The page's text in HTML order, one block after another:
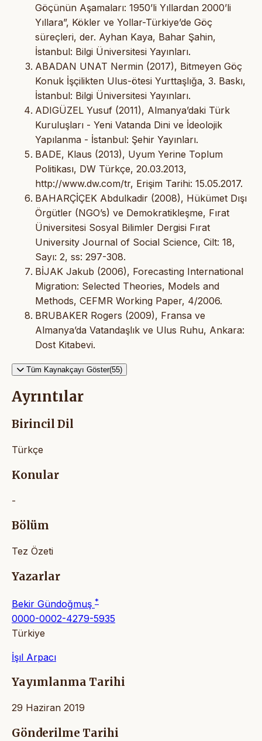
Göçünün Aşamaları: 1950’li Yıllardan 2000’li
Yıllara”, Kökler ve Yollar-Türkiye’de Göç
süreçleri, der. Ayhan Kaya, Bahar Şahin,
İstanbul: Bilgi Üniversitesi Yayınları.
ABADAN UNAT Nermin (2017), Bitmeyen Göç
Konuk İşçilikten Ulus-ötesi Yurttaşlığa, 3. Baskı,
İstanbul: Bilgi Üniversitesi Yayınları.
ADIGÜZEL Yusuf (2011), Almanya’daki Türk
Kuruluşları - Yeni Vatanda Dini ve İdeolojik
Yapılanma - İstanbul: Şehir Yayınları.
BADE, Klaus (2013), Uyum Yerine Toplum
Politikası, DW Türkçe, 20.03.2013,
http://www.dw.com/tr, Erişim Tarihi: 15.05.2017.
BAHARÇİÇEK Abdulkadir (2008), Hükümet Dışı
Örgütler (NGO’s) ve Demokratikleşme, Fırat
Üniversitesi Sosyal Bilimler Dergisi Fırat
University Journal of Social Science, Cilt: 18,
Sayı: 2, ss: 297-308.
BİJAK Jakub (2006), Forecasting International
Migration: Selected Theories, Models and
Methods, CEFMR Working Paper, 4/2006.
BRUBAKER Rogers (2009), Fransa ve
Almanya’da Vatandaşlık ve Ulus Ruhu, Ankara:
Dost Kitabevi.
Tüm Kaynakçayı Göster(55)
Ayrıntılar
Birincil Dil
Türkçe
Konular
-
Bölüm
Tez Özeti
Yazarlar
Bekir Gündoğmuş *
0000-0002-4279-5935
Türkiye
İşıl Arpacı
Yayımlanma Tarihi
29 Haziran 2019
Gönderilme Tarihi